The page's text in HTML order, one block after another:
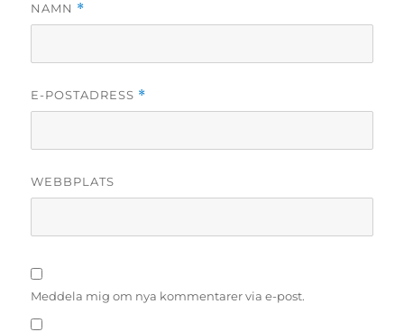
NAMN *
E-POSTADRESS *
WEBBPLATS
Meddela mig om nya kommentarer via e-post.